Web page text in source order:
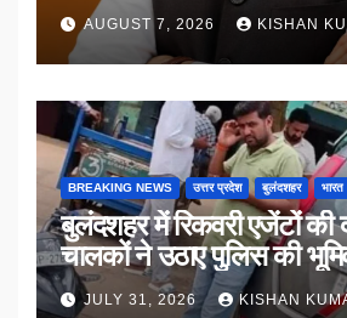
AUGUST 7, 2026 KISHAN
BREAKING NEWS उत्तर प्रदेश बुलंदशहर भारत
बुलंदशहर में रिकवरी एजेंटों की दबंगई, वाहन
चालकों ने उठाए पुलिस की
JULY 31, 2026 KISHAN